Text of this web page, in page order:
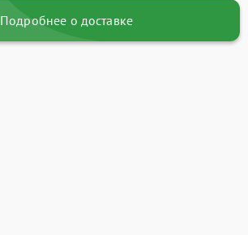
Подробнее о доставке